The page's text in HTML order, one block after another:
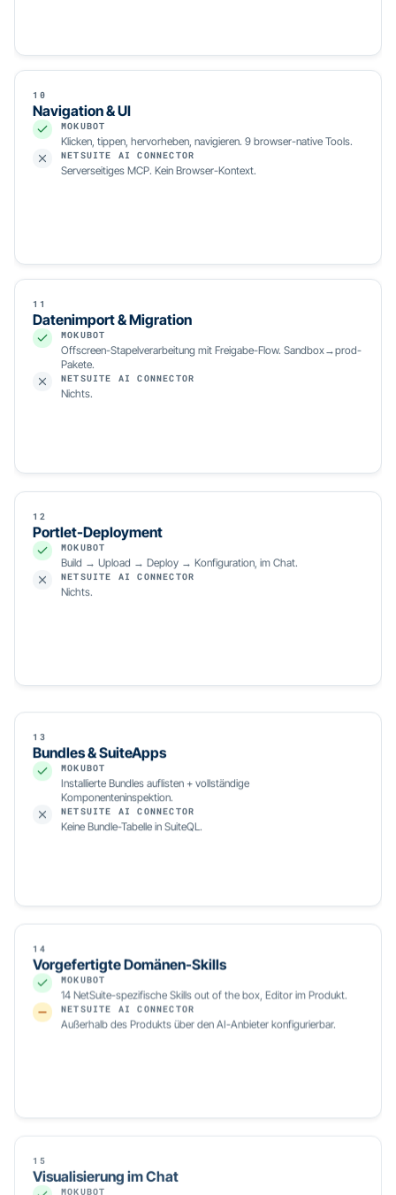
10
Navigation & UI
MOKUBOT
Klicken, tippen, hervorheben, navigieren. 9 browser-native Tools.
NETSUITE AI CONNECTOR
Serverseitiges MCP. Kein Browser-Kontext.
11
Datenimport & Migration
MOKUBOT
Offscreen-Stapelverarbeitung mit Freigabe-Flow. Sandbox→prod-
Pakete.
NETSUITE AI CONNECTOR
Nichts.
12
Portlet-Deployment
MOKUBOT
Build → Upload → Deploy → Konfiguration, im Chat.
NETSUITE AI CONNECTOR
Nichts.
Bundles & SuiteApps
MOKUBOT
Installierte Bundles auflisten + vollständige
Komponenteninspektion.
NETSUITE AI CONNECTOR
Keine Bundle-Tabelle in SuiteQL.
Vorgefertigte Domänen-Skills
MOKUBOT
14 NetSuite-spezifische Skills out of the box, Editor im Produkt.
NETSUITE AI CONNECTOR
Außerhalb des Produkts über den AI-Anbieter konfigurierbar.
15
Visualisierung im Chat
MOKUBOT
Sandboxed iframe mit NetSuite-Live-Daten + Recharts.